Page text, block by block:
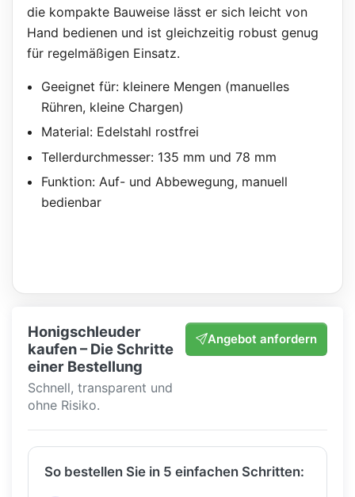
die kompakte Bauweise lässt er sich leicht von
Hand bedienen und ist gleichzeitig robust genug
für regelmäßigen Einsatz.
Geeignet für: kleinere Mengen (manuelles
Rühren, kleine Chargen)
Material: Edelstahl rostfrei
Tellerdurchmesser: 135 mm und 78 mm
Funktion: Auf- und Abbewegung, manuell
bedienbar
Honigschleuder
kaufen – Die Schritte
einer Bestellung
Schnell, transparent und
ohne Risiko.
Angebot anfordern
So bestellen Sie in 5 einfachen Schritten: